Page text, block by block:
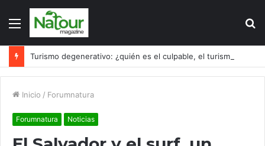
Menú
Inicio / Forumnatura
Forumnatura Noticias